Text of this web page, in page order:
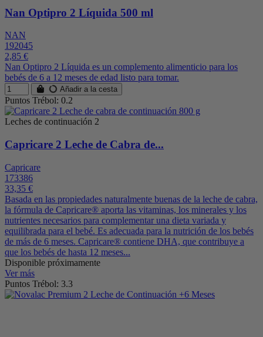
Nan Optipro 2 Líquida 500 ml
NAN
192045
2,85 €
Nan Optipro 2 Líquida es un complemento alimenticio para los
bebés de 6 a 12 meses de edad listo para tomar.
Añadir a la cesta
Puntos Trébol: 0.2
Leches de continuación 2
Capricare 2 Leche de Cabra de...
Capricare
173386
33,35 €
Basada en las propiedades naturalmente buenas de la leche de cabra,
la fórmula de Capricare® aporta las vitaminas, los minerales y los
nutrientes necesarios para complementar una dieta variada y
equilibrada para el bebé. Es adecuada para la nutrición de los bebés
de más de 6 meses. Capricare® contiene DHA, que contribuye a
que los bebés de hasta 12 meses...
Disponible próximamente
Ver más
Puntos Trébol: 3.3